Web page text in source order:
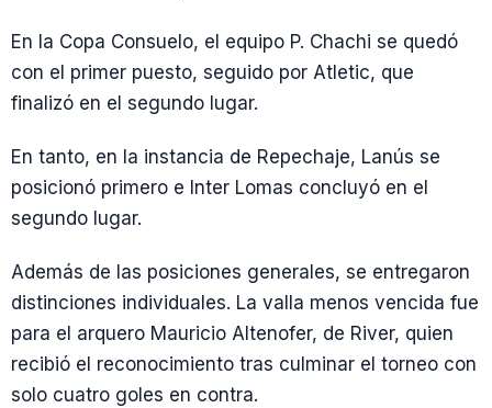
En la Copa Consuelo, el equipo P. Chachi se quedó
con el primer puesto, seguido por Atletic, que
finalizó en el segundo lugar.
En tanto, en la instancia de Repechaje, Lanús se
posicionó primero e Inter Lomas concluyó en el
segundo lugar.
Además de las posiciones generales, se entregaron
distinciones individuales. La valla menos vencida fue
para el arquero Mauricio Altenofer, de River, quien
recibió el reconocimiento tras culminar el torneo con
solo cuatro goles en contra.